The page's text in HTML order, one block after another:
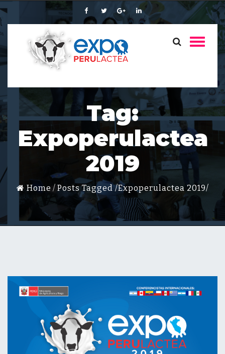
Tag:
Expoperulactea
2019
Home Posts Tagged/Expoperulactea 2019/